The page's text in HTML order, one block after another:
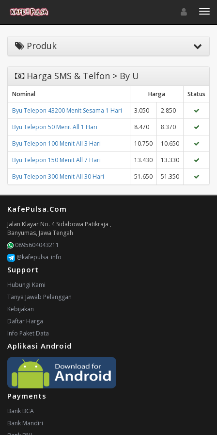
Toggle
Produk
Harga SMS & Telfon > By U
Nominal Harga
Status
Byu Telepon 43200 Menit Sesama 1 Hari
3.050
2.850
Byu Telepon 50 Menit All 1 Hari
8.470
8.370
Byu Telepon 100 Menit All 3 Hari
10.750
10.650
Byu Telepon 150 Menit All 7 Hari
13.430
13.330
Byu Telepon 300 Menit All 30 Hari
51.650 51.350
KafePulsa.Com
Jalan Klayar No. 4 Sidabowa Patikraja ,
Banyumas, Jawa Tengah
0895604043211
@kafepulsa_info
Support
Hubungi Kami
Tanya Jawab Pelanggan
Kebijakan
Daftar Harga
Info Paket Data
Aplikasi Android
Payments
Bank BCA
Bank Mandiri